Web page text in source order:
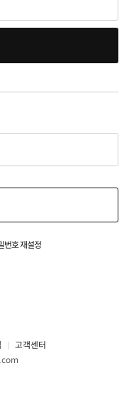
번호 재설정
고객센터